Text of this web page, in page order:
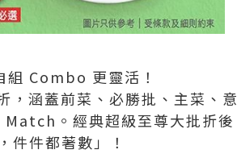
Combo 更靈活！
涵蓋前菜、必勝批、主菜、意
。經典超級至尊大批折後
件都著數」！